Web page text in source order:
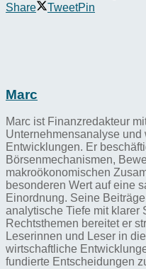
Share
TweetPin
Marc
Marc ist Finanzredakteur
Unternehmensanalyse und
Entwicklungen. Er
Börsenmechanismen,
makroökonomischen
besonderen Wert auf eine
Einordnung. Seine
analytische Tiefe mit klarer
Rechtsthemen bereitet er
Leserinnen und Leser in
wirtschaftliche
fundierte Entscheidungen